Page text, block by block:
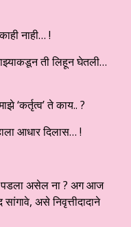
नाही… !
ती लिहून घेतली…
‘कर्तृत्व’ ते काय.. ?
आधार दिलास… !
पडला असेल ना ? अग आज
असे निवृत्तीदादाने